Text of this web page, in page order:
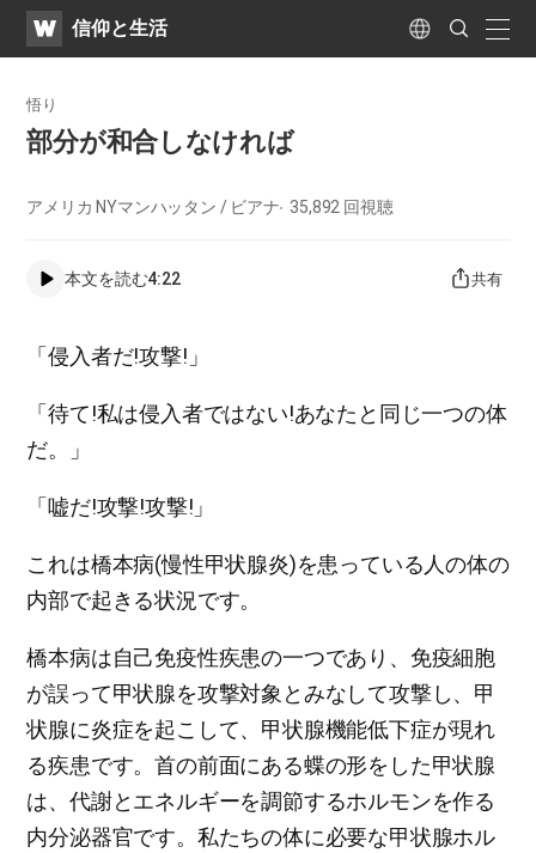
WATV​信仰と生活 Language
Search
Submit
悟り
部分が和合しなければ
アメリカ NYマンハッタン / ビアナ 35,892 回視聴
本文を読む4:22 共有
「侵入者だ!攻撃!」
「待て!私は侵入者ではない!あなたと同じ一つの体
だ。」
「嘘だ!攻撃!攻撃!」
これは橋本病(慢性甲状腺炎)を患っている人の体の
内部で起きる状況です。
橋本病は自己免疫性疾患の一つであり、免疫細胞
が誤って甲状腺を攻撃対象とみなして攻撃し、甲
状腺に炎症を起こして、甲状腺機能低下症が現れ
る疾患です。首の前面にある蝶の形をした甲状腺
は、代謝とエネルギーを調節するホルモンを作る
内分泌器官です。私たちの体に必要な甲状腺ホル